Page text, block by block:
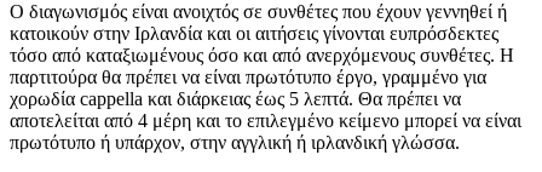
Ο διαγωνισμός είναι ανοιχτός σε συνθέτες που έχουν γεννηθεί ή
κατοικούν στην Ιρλανδία και οι αιτήσεις γίνονται ευπρόσδεκτες
τόσο από καταξιωμένους όσο και από ανερχόμενους συνθέτες. Η
παρτιτούρα θα πρέπει να είναι πρωτότυπο έργο, γραμμένο για
χορωδία cappella και διάρκειας έως 5 λεπτά. Θα πρέπει να
αποτελείται από 4 μέρη και το επιλεγμένο κείμενο μπορεί να είναι
πρωτότυπο ή υπάρχον, στην αγγλική ή ιρλανδική γλώσσα.